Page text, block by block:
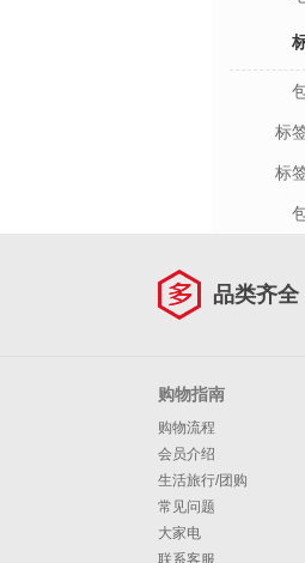
标
标
品类齐
购物指南
购物流程
会员介绍
生活旅行/团购
常见问题
大家电
联系客服